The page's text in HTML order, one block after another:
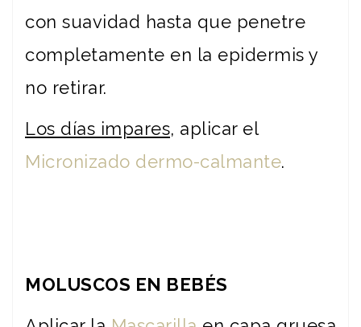
con suavidad hasta que penetre
completamente en la epidermis y
no retirar.
Los días impares, aplicar el
Micronizado dermo-calmante.
MOLUSCOS EN BEBÉS